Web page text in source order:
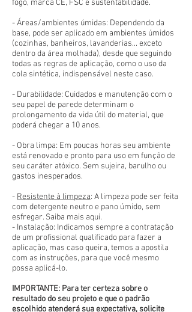
fogo, marca CE, FSC e sustentabilidade.
- Áreas/ambientes úmidas: Dependendo da
base, pode ser aplicado em ambientes úmidos
(cozinhas, banheiros, lavanderias... exceto
dentro da área molhada), desde que seguindo
todas as regras de aplicação, como o uso da
cola sintética, indispensável neste caso.
- Durabilidade: Cuidados e manutenção com o
seu papel de parede determinam o
prolongamento da vida útil do material, que
poderá chegar a 10 anos.
- Obra limpa: Em poucas horas seu ambiente
está renovado e pronto para uso em função de
seu caráter atóxico. Sem sujeira, barulho ou
gastos inesperados.
- Resistente à limpeza: A limpeza pode ser feita
com detergente neutro e pano úmido, sem
esfregar. Saiba mais aqui.
- Instalação: Indicamos sempre a contratação
de um profissional qualificado para fazer a
aplicação, mas caso queira, temos a apostila
com as instruções, para que você mesmo
possa aplicá-lo.
IMPORTANTE: Para ter certeza sobre o
resultado do seu projeto e que o padrão
escolhido atenderá sua expectativa, solicite